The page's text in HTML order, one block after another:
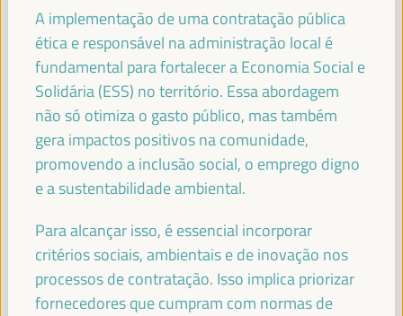
Primeira Vice-Presidente e Ministra das Finanças -
Governo espanhol
Espanha
ANTONIO SANZ
Ministro da Presidência, Interior, Diálogo Social e
Simplificação Administrativa - Junta de Andalucía España
FRANCISCO REYES
Presidente - Fundo Andaluz de Municípios para a
Solidariedade Internacional (FAMSI) España
A implementação de uma contratação pública
ética e responsável na administração local é
fundamental para fortalecer a Economia Social e
Solidária (ESS) no território. Essa abordagem
não só otimiza o gasto público, mas também
gera impactos positivos na comunidade,
promovendo a inclusão social, o emprego digno
e a sustentabilidade ambiental.
Para alcançar isso, é essencial incorporar
critérios sociais, ambientais e de inovação nos
processos de contratação. Isso implica priorizar
fornecedores que cumpram com normas de